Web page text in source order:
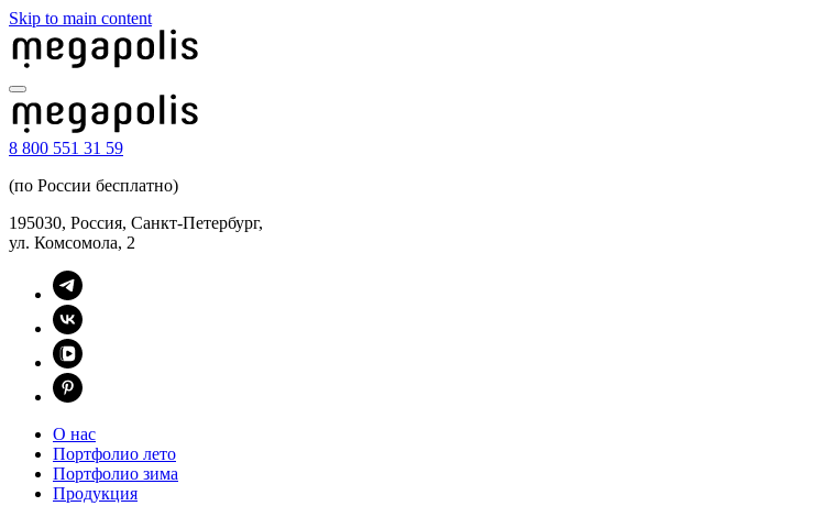
Skip to main content
8 800 551 31 59
(по России бесплатно)
195030, Россия, Санкт-Петербург,
ул. Комсомола, 2
О нас
Портфолио лето
Портфолио зима
Продукция